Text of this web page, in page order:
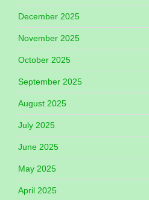
December 2025
November 2025
October 2025
September 2025
August 2025
July 2025
June 2025
May 2025
April 2025